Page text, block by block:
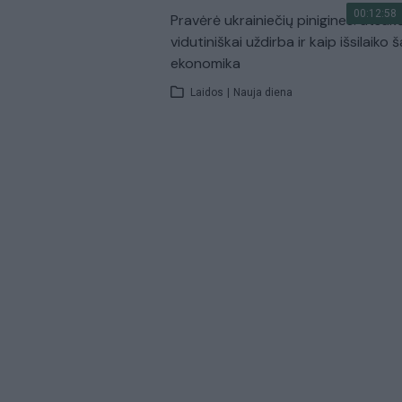
00:12:58
Pravėrė ukrainiečių pinigines:
vidutiniškai uždirba ir kaip išsilaiko
ekonomika
Laidos | Nauja diena